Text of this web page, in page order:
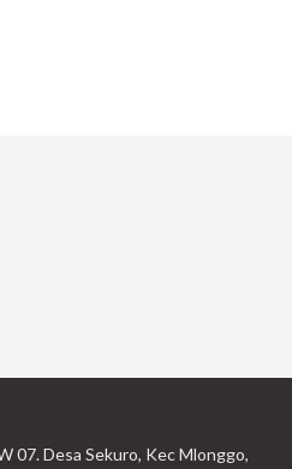
07. Desa Sekuro, Kec Mlonggo,